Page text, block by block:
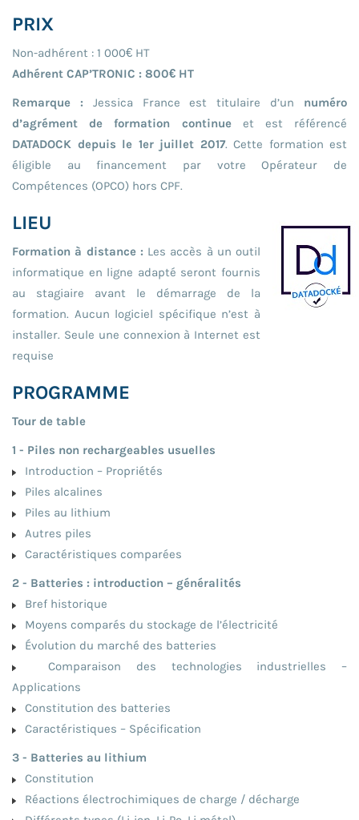
PRIX
Non-adhérent : 1 000€ HT
Adhérent CAP’TRONIC : 800€ HT
Remarque : Jessica France est titulaire d’un numéro
d’agrément de formation continueet est référencé
DATADOCK depuis le 1er juillet 2017. Cette formation est
éligible au financement par votre Opérateur de
Compétences (OPCO) hors CPF.
LIEU
Formation à distance :Les accès à un outil
informatique en ligne adapté seront fournis
au stagiaire avant le démarrage de la
formation. Aucun logiciel spécifique n’est à
installer. Seule une connexion à Internet est
requise
PROGRAMME
Tour de table
1 - Piles non rechargeables usuelles
Introduction – Propriétés
Piles alcalines
Piles au lithium
Autres piles
Caractéristiques comparées
2 - Batteries : introduction – généralités
Bref historique
Moyens comparés du stockage de l’électricité
Évolution du marché des batteries
Comparaison des technologies industrielles –
Applications
Constitution des batteries
Caractéristiques – Spécification
3 - Batteries au lithium
Constitution
Réactions électrochimiques de charge / décharge